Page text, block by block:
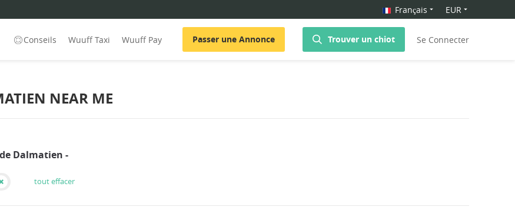
Français EUR
Conseils Wuuff Taxi Wuuff Pay Passer une Annonce Trouver un chiot Se Connecter
NEAR ME
Dalmatien -
tout effacer